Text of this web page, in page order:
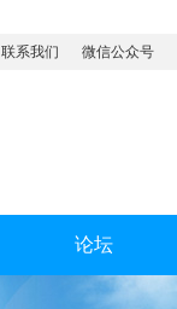
联系我们 微信公众号
论坛